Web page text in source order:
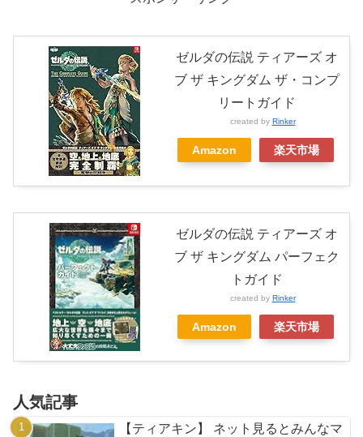
ゼルダの伝説 ティアーズ オ
ブ ザ キングダム ザ・コンプ
リートガイド
created by Rinker
Amazon 楽天市場
ゼルダの伝説 ティアーズ オ
ブ ザ キングダム パーフェク
トガイド
created by Rinker
Amazon 楽天市場
人気記事
【ティアキン】 ネット見るとみんなマ